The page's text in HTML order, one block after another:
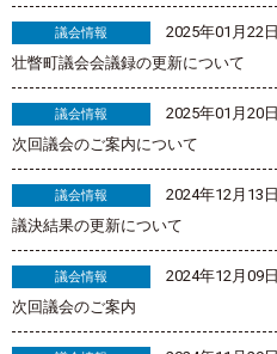
議会情報
2025年01月22日
壮瞥町議会会議録の更新について
議会情報
2025年01月20日
次回議会のご案内について
議会情報
2024年12月13日
議決結果の更新について
議会情報
2024年12月09日
次回議会のご案内